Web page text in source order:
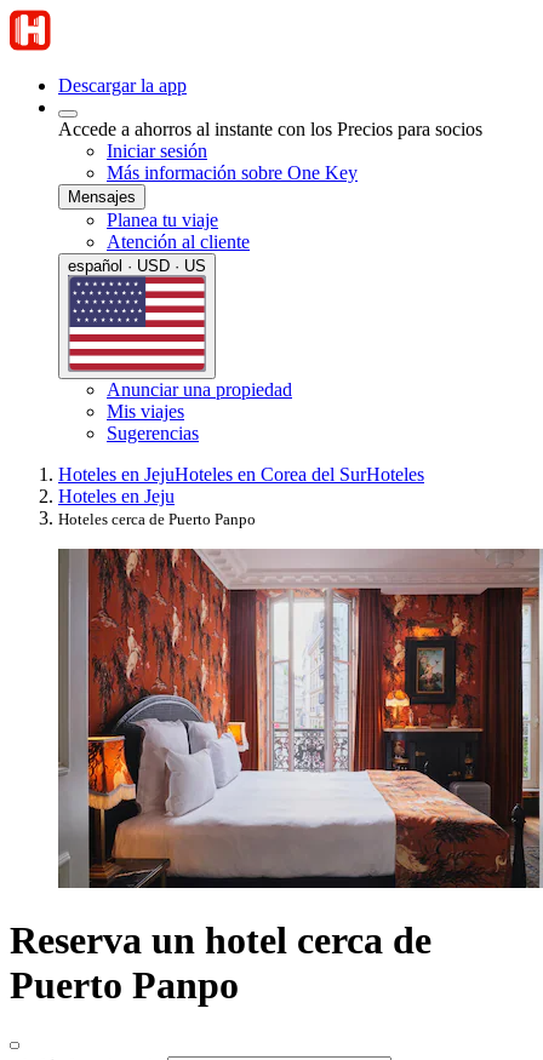
Descargar la app
Accede a ahorros al instante con los Precios para socios
Iniciar sesión
Más información sobre One Key
Mensajes
Planea tu viaje
Atención al cliente
español · USD · US
Anunciar una propiedad
Mis viajes
Sugerencias
Hoteles en JejuHoteles en Corea del SurHoteles
Hoteles en Jeju
Hoteles cerca de Puerto Panpo
Reserva un hotel cerca de
Puerto Panpo